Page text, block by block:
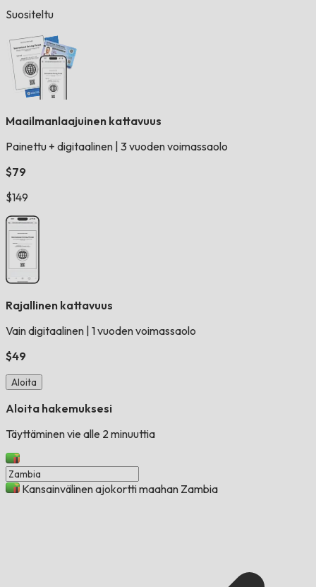
Suositeltu
Maailmanlaajuinen kattavuus
Painettu + digitaalinen 3 vuoden voimassaolo
$79
$149
Rajallinen kattavuus
Vain digitaalinen 1 vuoden voimassaolo
$49
Aloita
Aloita hakemuksesi
Täyttäminen vie alle 2 minuuttia
Kansainvälinen ajokortti maahan Zambia